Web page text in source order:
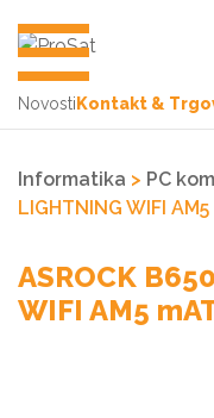
Novosti Kontakt &
Informatika > PC
LIGHTNING WIFI
ASROCK
WIFI AM5